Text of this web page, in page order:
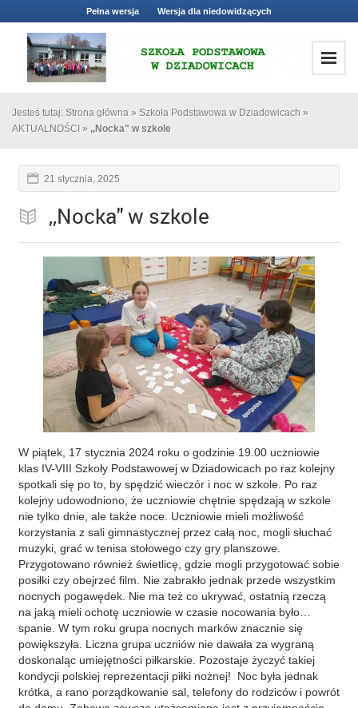
Pełna wersja Wersja dla niedowidzących
Jesteś tutaj: Strona główna » Szkoła Podstawowa w Dziadowicach »
AKTUALNOŚCI » ,,Nocka" w szkole
21 stycznia, 2025
,,Nocka" w szkole
W piątek, 17 stycznia 2024 roku o godzinie 19.00 uczniowie
klas IV-VIII Szkoły Podstawowej w Dziadowicach po raz kolejny
spotkali się po to, by spędzić wieczór i noc w szkole. Po raz
kolejny udowodniono, że uczniowie chętnie spędzają w szkole
nie tylko dnie, ale także noce. Uczniowie mieli możliwość
korzystania z sali gimnastycznej przez całą noc, mogli słuchać
muzyki, grać w tenisa stołowego czy gry planszowe.
Przygotowano również świetlicę, gdzie mogli przygotować sobie
posiłki czy obejrzeć film. Nie zabrakło jednak przede wszystkim
nocnych pogawędek. Nie ma też co ukrywać, ostatnią rzeczą
na jaką mieli ochotę uczniowie w czasie nocowania było…
spanie. W tym roku grupa nocnych marków znacznie się
powiększyła. Liczna grupa uczniów nie dawała za wygraną
doskonaląc umiejętności piłkarskie. Pozostaje życzyć takiej
kondycji polskiej reprezentacji piłki nożnej! Noc była jednak
krótka, a rano porządkowanie sal, telefony do rodziców i powrót